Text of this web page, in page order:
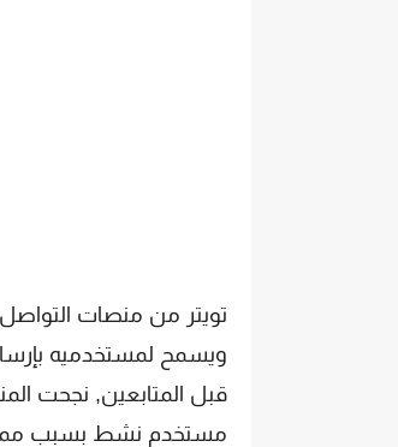
تويتر من منصات
ويسمح لمستخدميه
مستخدم نشط بسبب